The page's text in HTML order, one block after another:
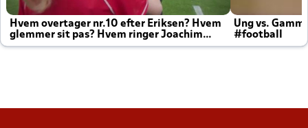
Hvem overtager nr.10 efter Eriksen? Hvem
glemmer sit pas? Hvem ringer Joachim
altid til efter kampe?
Ung vs.
#football